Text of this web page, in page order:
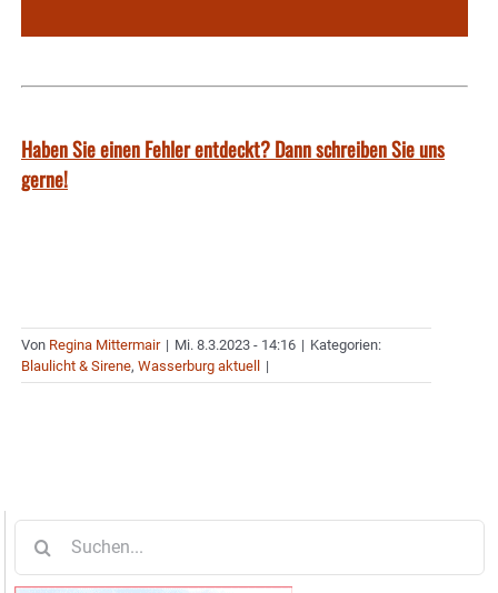
Haben Sie einen Fehler entdeckt? Dann schreiben Sie uns
gerne!
Von Regina Mittermair | Mi. 8.3.2023 - 14:16 | Kategorien:
Blaulicht & Sirene, Wasserburg aktuell |
nach: